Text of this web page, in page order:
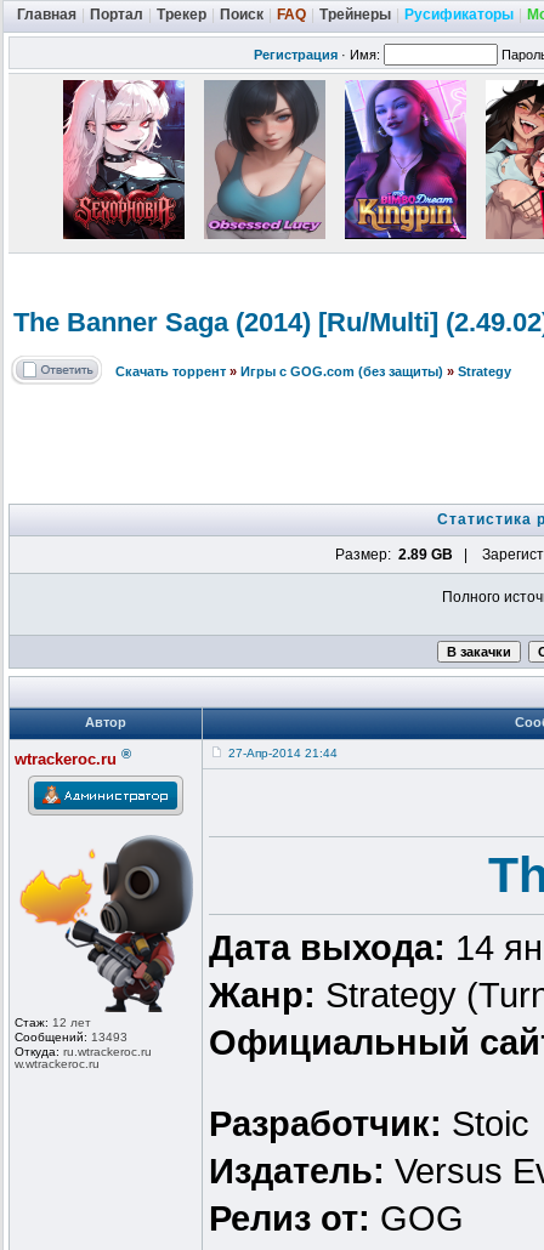
Главная Портал Трекер Поиск FAQ Трейнеры Русификаторы
Регистрация · Имя:
The Banner Saga (2014) [Ru/Multi]
Скачать торрент » Игры с GOG.com (без защиты) » Strategy
Статистика
Размер: 2.89 GB |
Полного
Автор
wtrackeroc.ru ®
Стаж: 12 лет
Сообщений: 13493
Откуда: ru.wtrackeroc.ru
w.wtrackeroc .ru
27-Апр-2014 21:44
Дата выхода: 14
Жанр: Strategy
Официальный
Разработчик: Stoic
Издатель: Versus
Релиз от: GOG